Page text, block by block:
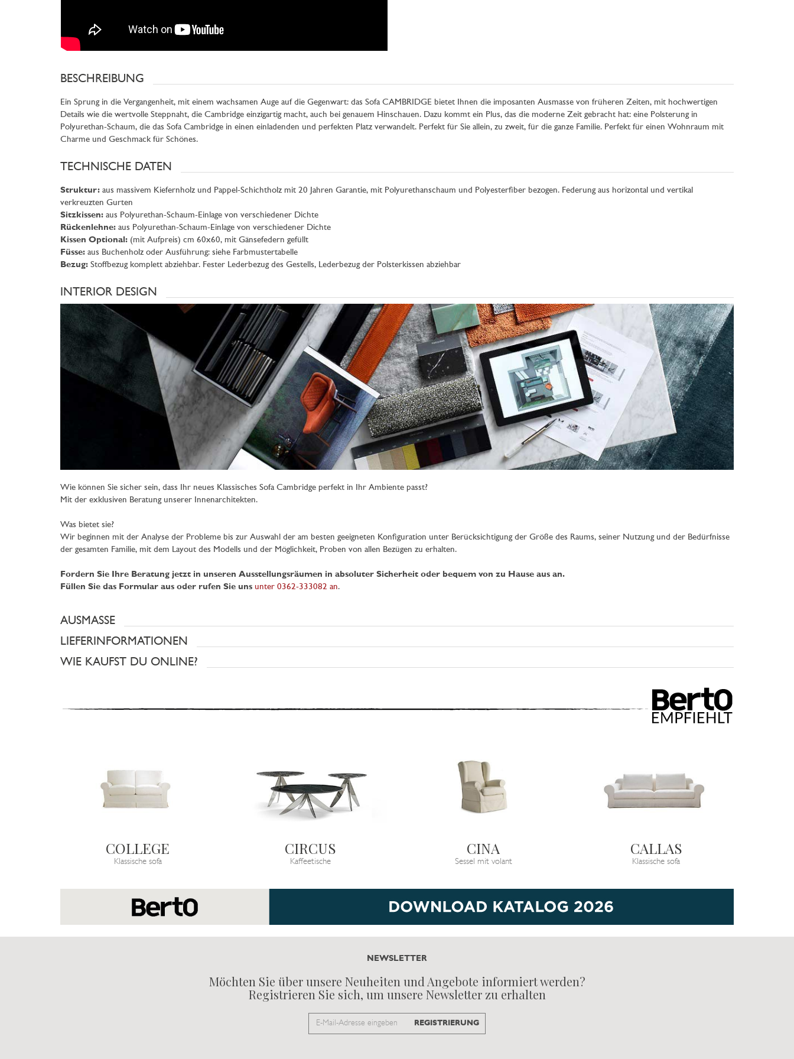
BESCHREIBUNG
Ein Sprung in die Vergangenheit, mit einem wachsamen Auge auf die Gegenwart: das Sofa CAMBRIDGE bietet Ihnen die imposanten Ausmasse von früheren Zeiten, mit hochwertigen
Details wie die wertvolle Steppnaht, die Cambridge einzigartig macht, auch bei genauem Hinschauen. Dazu kommt ein Plus, das die moderne Zeit gebracht hat: eine Polsterung in
Polyurethan-Schaum, die das Sofa Cambridge in einen einladenden und perfekten Platz verwandelt. Perfekt für Sie allein, zu zweit, für die ganze Familie. Perfekt für einen Wohnraum mit
Charme und Geschmack für Schönes.
TECHNISCHE DATEN
Struktur: aus massivem Kiefernholz und Pappel-Schichtholz mit 20 Jahren Garantie, mit Polyurethanschaum und Polyesterfiber bezogen. Federung aus horizontal und vertikal
verkreuzten Gurten
Sitzkissen: aus Polyurethan-Schaum-Einlage von verschiedener Dichte
Rückenlehne: aus Polyurethan-Schaum-Einlage von verschiedener Dichte
Kissen Optional: (mit Aufpreis) cm 60x60, mit Gänsefedern gefüllt
Füsse: aus Buchenholz oder Ausführung: siehe Farbmustertabelle
Bezug: Stoffbezug komplett abziehbar. Fester Lederbezug des Gestells, Lederbezug der Polsterkissen abziehbar
INTERIOR DESIGN
Wie können Sie sicher sein, dass Ihr neues Klassisches Sofa Cambridge perfekt in Ihr Ambiente passt?
Mit der exklusiven Beratung unserer Innenarchitekten.
Was bietet sie?
Wir beginnen mit der Analyse der Probleme bis zur Auswahl der am besten geeigneten Konfiguration unter Berücksichtigung der Größe des Raums, seiner Nutzung und der Bedürfnisse
der gesamten Familie, mit dem Layout des Modells und der Möglichkeit, Proben von allen Bezügen zu erhalten.
Fordern Sie Ihre Beratung jetzt in unseren Ausstellungsräumen in absoluter Sicherheit oder bequem von zu Hause aus an.
Füllen Sie das Formular aus oder rufen Sie uns unter 0362-333082 an.
AUSMASSE
LIEFERINFORMATIONEN
WIE KAUFST DU ONLINE?
COLLEGE
Klassische sofa
CIRCUS
Kaffeetische
CINA
Sessel mit volant
CALLAS
Klassische sofa
NEWSLETTER
Möchten Sie über unsere Neuheiten und Angebote informiert werden?
Registrieren Sie sich, um unsere Newsletter zu erhalten
Email
REGISTRIERUNG